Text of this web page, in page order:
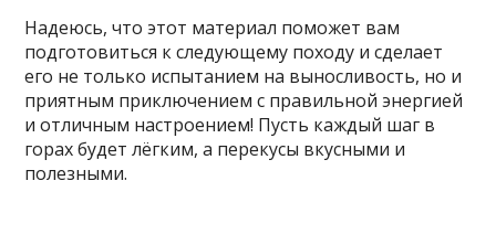
Надеюсь, что этот материал поможет вам
подготовиться к следующему походу и сделает
его не только испытанием на выносливость, но и
приятным приключением с правильной энергией
и отличным настроением! Пусть каждый шаг в
горах будет лёгким, а перекусы вкусными и
полезными.